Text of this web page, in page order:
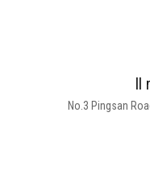
Il
No.3 Pingsan